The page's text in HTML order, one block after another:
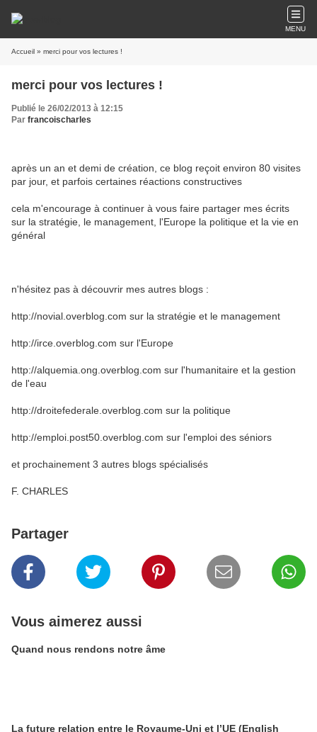
MENU
Accueil » merci pour vos lectures !
merci pour vos lectures !
Publié le 26/02/2013 à 12:15
Par francoischarles
après un an et demi de création, ce blog reçoit environ 80 visites
par jour, et parfois certaines réactions constructives
cela m'encourage à continuer à vous faire partager mes écrits
sur la stratégie, le management, l'Europe la politique et la vie en
général
n'hésitez pas à découvrir mes autres blogs :
http://novial.overblog.com sur la stratégie et le management
http://irce.overblog.com sur l'Europe
http://alquemia.ong.overblog.com sur l'humanitaire et la gestion
de l'eau
http://droitefederale.overblog.com sur la politique
http://emploi.post50.overblog.com sur l'emploi des séniors
et prochainement 3 autres blogs spécialisés
F. CHARLES
Partager
Vous aimerez aussi
Quand nous rendons notre âme
La future relation entre le Royaume-Uni et l’UE (English